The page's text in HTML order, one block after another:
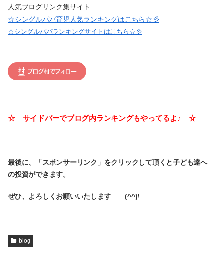
人気ブログリンク集サイト
☆シングルパパ育児人気ランキングはこちら☆彡
☆シングルパパランキングサイトはこちら☆彡
☆ サイドバーでブログ内ランキングもやってるよ♪ ☆
最後に、「スポンサーリンク」をクリックして頂くと子ども達へ
の投資ができます。
ぜひ、よろしくお願いいたします (^^)/
blog